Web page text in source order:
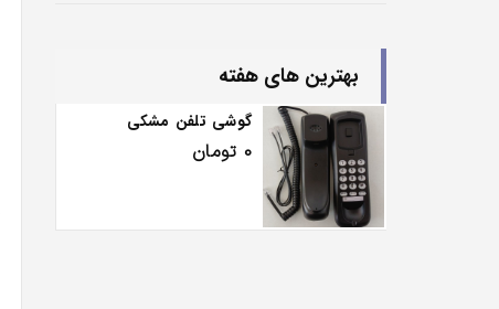
بهترین های هفته
گوشی تلفن مشکی
0 تومان